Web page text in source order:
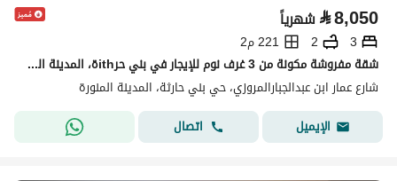
⃁8,050 شهرياً
3
2
221 م2
شقة مفروشة مكونة من 3 غرف نوم للإيجار في بني حرithة، المدينة المنورة
شارع عمار ابن عبدالجبارالمروزي، حي بني حارثة، المدينة المنورة
الإيميل
اتصال